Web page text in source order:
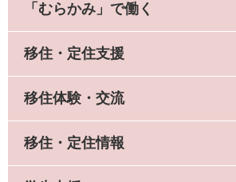
「むらかみ」で働く
移住・定住支援
移住体験・交流
移住・定住情報